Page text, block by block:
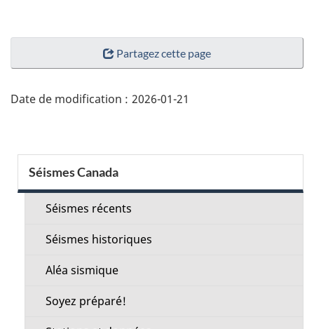
"Détails
page"
Partagez cette page
Date de modification : 2026-01-21
Menu
de
Séismes Canada
Séismes récents
Séismes historiques
Aléa sismique
Soyez préparé!